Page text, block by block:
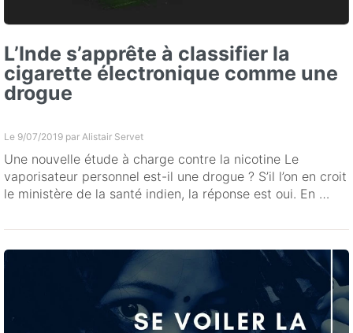
L’Inde s’apprête à classifier la
cigarette électronique comme une
drogue
Le 9/07/2019 par Alistair Servet
Une nouvelle étude à charge contre la nicotine Le
vaporisateur personnel est-il une drogue ? S’il l’on en croit
le ministère de la santé indien, la réponse est oui. En …